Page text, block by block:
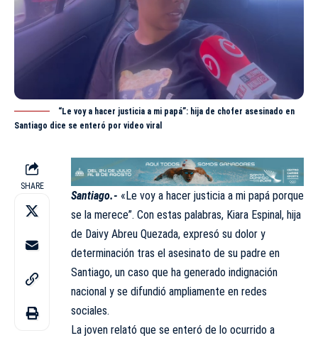
“Le voy a hacer justicia a mi papá”: hija de chofer asesinado en
Santiago dice se enteró por video viral
SHARE
Santiago.- «Le voy a hacer justicia a mi papá porque
se la merece”. Con estas palabras, Kiara Espinal, hija
de Daivy Abreu Quezada, expresó su dolor y
determinación tras el asesinato de su padre en
Santiago, un caso que ha generado indignación
nacional y se difundió ampliamente en redes
sociales.
La joven relató que se enteró de lo ocurrido a